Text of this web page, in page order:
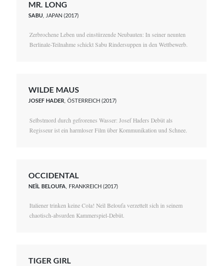
MR. LONG
SABU , JAPAN (2017)
Zerbrochene Leben und einstürzende Neubauten: In seiner neunten
Berlinale-Teilnahme schickt Sabu Rindersuppen in den Wettbewerb.
WILDE MAUS
JOSEF HADER, ÖSTERREICH (2017)
Selbstmord durch gefrorenes Wasser: Josef Haders Debüt als
Regisseur ist ein harmloser Film über Kommunikation und Schnee.
OCCIDENTAL
NEÏL BELOUFA , FRANKREICH (2017)
Italiener trinken keine Cola! Neïl Beloufa verzettelt sich in seinem
chaotisch-absurden Kammerspiel-Debüt.
TIGER GIRL